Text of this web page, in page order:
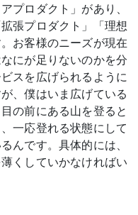
プロダクト」があり、
張プロダクト」「理想
お客様のニーズが現在
にが足りないのかを分
スを広げられるように
、僕はいま広げている
の前にある山を登ると
一応登れる状態にして
んです。具体的には、
くしていかなければい